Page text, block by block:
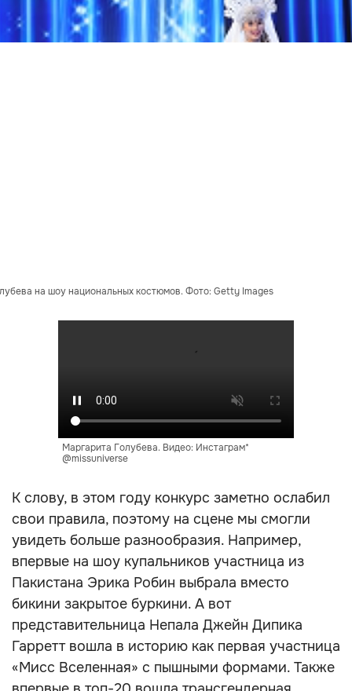
на шоу национальных костюмов. Фото: Getty Images
Маргарита Голубева. Видео: Инстаграм*
@missuniverse
К слову, в этом году конкурс заметно ослабил
свои правила, поэтому на сцене мы смогли
увидеть больше разнообразия. Например,
впервые на шоу купальников участница из
Пакистана Эрика Робин выбрала вместо
бикини закрытое буркини. А вот
представительница Непала Джейн Дипика
Гарретт вошла в историю как первая участница
«Мисс Вселенная» с пышными формами. Также